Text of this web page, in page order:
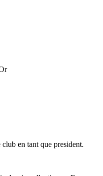
en tant que president.